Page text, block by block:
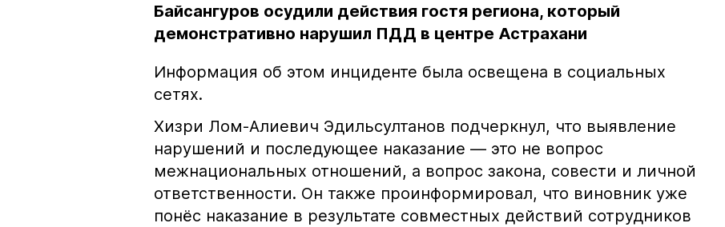
Байсангуров осудили действия гостя региона, который
демонстративно нарушил ПДД в центре Астрахани
Информация об этом инциденте была освещена в социальных
сетях.
Хизри Лом-Алиевич Эдильсултанов подчеркнул, что выявление
нарушений и последующее наказание — это не вопрос
межнациональных отношений, а вопрос закона, совести и личной
ответственности. Он также проинформировал, что виновник уже
понёс наказание в результате совместных действий сотрудников